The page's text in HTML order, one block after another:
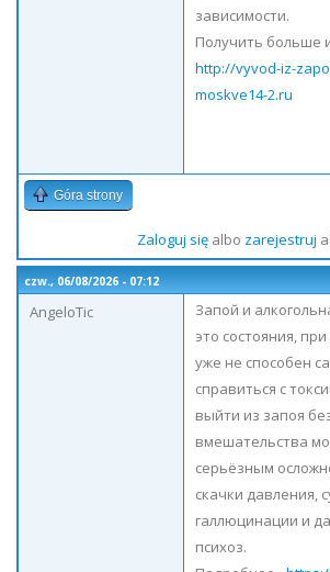
зависимости.
Получить больше
http://vyvod-iz-
moskve14-2.ru
Góra strony
Zaloguj sięalbo zarejestruj
czw., 06/08/2026 - 07:12
AngeloTic
Запой и
это состояния,
уже не способен
справиться с
выйти из запоя
вмешательства
серьёзным
скачки давления,
галлюцинации и
психоз.